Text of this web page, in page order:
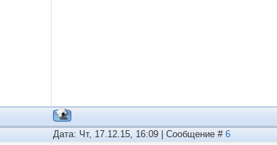
Дата: Чт, 17.12.15, 16:09 | Сообщение # 6